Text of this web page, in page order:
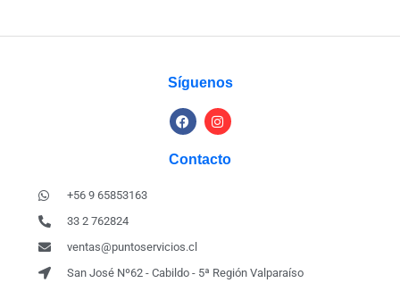
Síguenos
Contacto
+56 9 65853163
33 2 762824
ventas@puntoservicios.cl
San José Nº62 - Cabildo - 5ª Región Valparaíso